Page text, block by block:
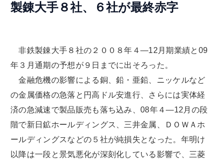
製錬大手８社、６社が最終赤字
非鉄製錬大手８社の２００８年４―12月期業績と09
年３月通期の予想が９日までに出そろった。
金融危機の影響による銅、鉛・亜鉛、ニッケルなど
の金属価格の急落と円高ドル安進行、さらには実体経
済の急減速で製品販売も落ち込み、08年４―12月の段
階で新日鉱ホールディングス、三井金属、ＤＯＷＡホ
ールディングスなどの５社が純損失となった。年明け
以降は一段と景気悪化が深刻化している影響で、三菱